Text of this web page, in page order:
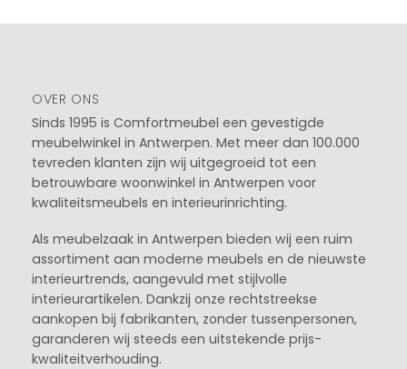
OVER ONS
Sinds 1995 is Comfortmeubel een gevestigde
meubelwinkel in Antwerpen. Met meer dan 100.000
tevreden klanten zijn wij uitgegroeid tot een
betrouwbare woonwinkel in Antwerpen voor
kwaliteitsmeubels en interieurinrichting.
Als meubelzaak in Antwerpen bieden wij een ruim
assortiment aan moderne meubels en de nieuwste
interieurtrends, aangevuld met stijlvolle
interieurartikelen. Dankzij onze rechtstreekse
aankopen bij fabrikanten, zonder tussenpersonen,
garanderen wij steeds een uitstekende prijs-
kwaliteitverhouding.